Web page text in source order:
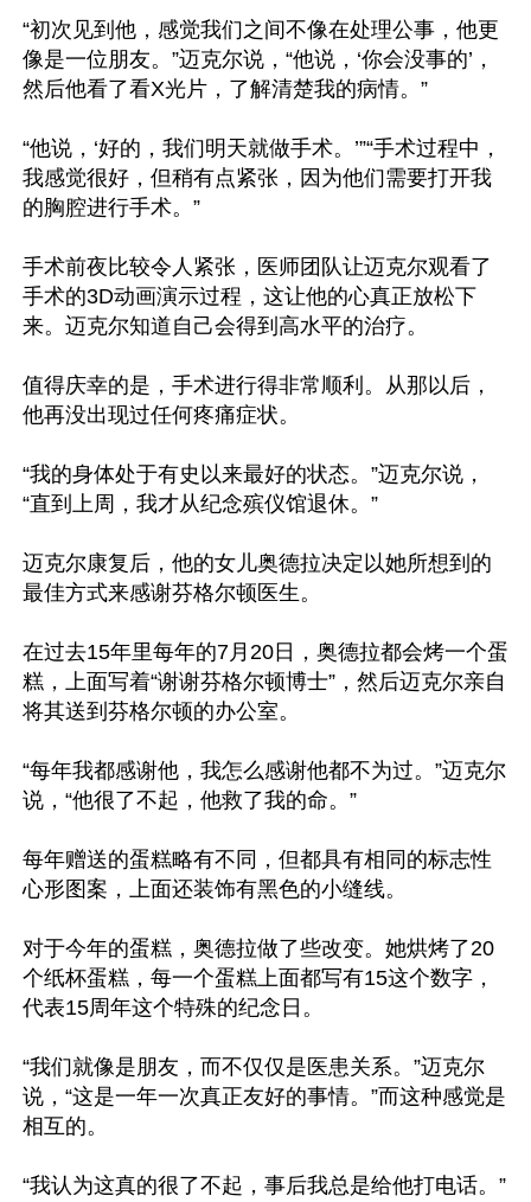
“初次见到他，感觉我们之间不像在处理公事，他更
像是一位朋友。”迈克尔说，“他说，‘你会没事的’，
然后他看了看X光片，了解清楚我的病情。”
“他说，‘好的，我们明天就做手术。’”“手术过程中，
我感觉很好，但稍有点紧张，因为他们需要打开我
的胸腔进行手术。”
手术前夜比较令人紧张，医师团队让迈克尔观看了
手术的3D动画演示过程，这让他的心真正放松下
来。迈克尔知道自己会得到高水平的治疗。
值得庆幸的是，手术进行得非常顺利。从那以后，
他再没出现过任何疼痛症状。
“我的身体处于有史以来最好的状态。”迈克尔说，
“直到上周，我才从纪念殡仪馆退休。”
迈克尔康复后，他的女儿奥德拉决定以她所想到的
最佳方式来感谢芬格尔顿医生。
在过去15年里每年的7月20日，奥德拉都会烤一个蛋
糕，上面写着“谢谢芬格尔顿博士”，然后迈克尔亲自
将其送到芬格尔顿的办公室。
“每年我都感谢他，我怎么感谢他都不为过。”迈克尔
说，“他很了不起，他救了我的命。”
每年赠送的蛋糕略有不同，但都具有相同的标志性
心形图案，上面还装饰有黑色的小缝线。
对于今年的蛋糕，奥德拉做了些改变。她烘烤了20
个纸杯蛋糕，每一个蛋糕上面都写有15这个数字，
代表15周年这个特殊的纪念日。
“我们就像是朋友，而不仅仅是医患关系。”迈克尔
说，“这是一年一次真正友好的事情。”而这种感觉是
相互的。
“我认为这真的很了不起，事后我总是给他打电话。”